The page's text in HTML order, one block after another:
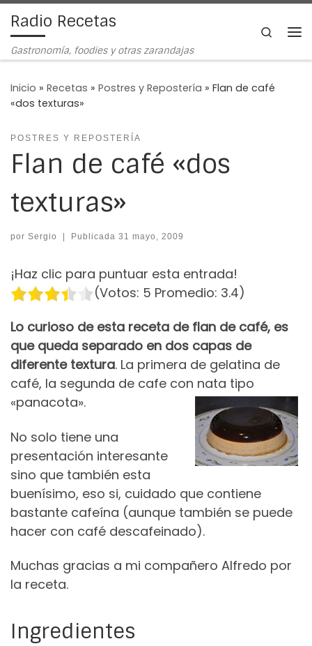
Saltar al contenido
Radio Recetas
Gastronomía, foodies y otras zarandajas
Search
Inicio » Recetas » Postres y Repostería » Flan de café
«dos texturas»
POSTRES Y REPOSTERÍA
Flan de café «dos
texturas»
por Sergio Publicada 31 mayo, 2009
¡Haz clic para puntuar esta entrada!
(Votos: 5 Promedio: 3.4)
Lo curioso de esta receta de flan de café, es
que queda separado en dos capas de
diferente textura. La primera de gelatina de
café, la segunda de cafe con nata tipo
«panacota».
No solo tiene una
presentación interesante
sino que también esta
buenísimo, eso si, cuidado que contiene
bastante cafeína (aunque también se puede
hacer con café descafeinado).
Muchas gracias a mi compañero Alfredo por
la receta.
Ingredientes